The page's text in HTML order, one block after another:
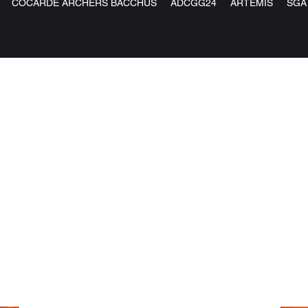
COCARDE ARCHERS BACCHUS ADCGG24 ARTEMIS SGA